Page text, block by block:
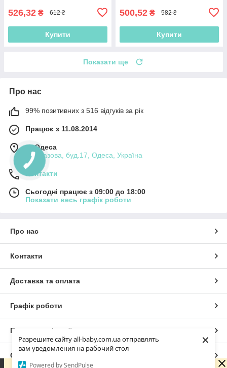
Разрешите сайту all-baby.com.ua отправлять
вам уведомления на рабочий стол
Powered by SendPulse
×
526,32 ₴ 612 ₴
Купити
500,52 ₴ 582 ₴
Купити
Показати ще
Про нас
99% позитивних з 516 відгуків за рік
Працює з 11.08.2014
м. Одеса
вул.Базова, буд.17, Одеса, Україна
Контакти
Сьогодні працює з 09:00 до 18:00
Показати весь графік роботи
Про нас
Контакти
Доставка та оплата
Графік роботи
Повна версія сайту
Сайт створено на маркетплейсі